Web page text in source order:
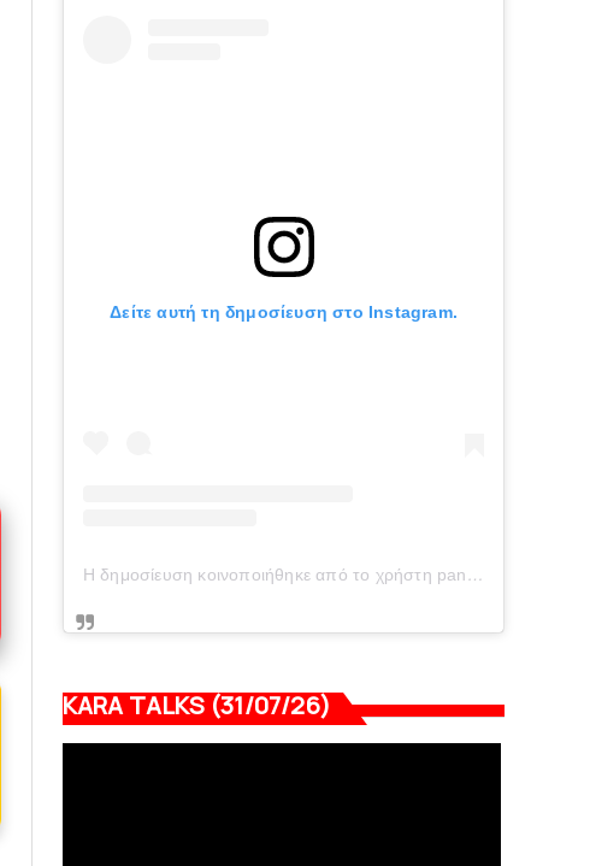
Δείτε αυτή τη δημοσίευση στο Instagram.
Η δημοσίευση κοινοποιήθηκε από το χρήστη panionianea.gr (@panionianea.gr)
KARA TALKS (31/07/26)